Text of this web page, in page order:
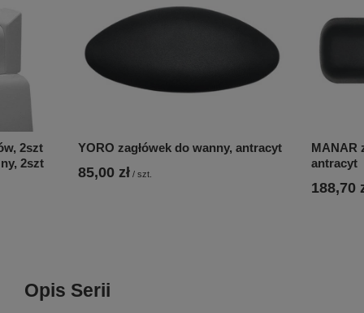
2szt
2szt
YORO zagłówek do wanny, antracyt
85,00 zł / szt.
MANAR
antracyt
188,70
Opis Serii